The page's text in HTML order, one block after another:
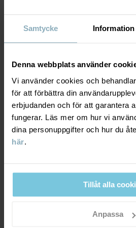
Samtycke Information
Denna webbplats använder
Vi använder cookies och
för att förbättra din
erbjudanden och för att garantera
fungerar. Läs mer om hur vi
dina personuppgifter och hur du
här.
Tillåt alla
Anpassa
Material
100% Cashmere
Skötselråd
TVÄTT
Handtvätt
Ej torktumling
LEVERANS & RETUR
Leverans & retur
Leverans
Vi erbjuder fri frakt över 699 kr och
kassan visas de tillgängliga
Retur
Beställningar som gjorts på
DU KANSKE OCKSÅ GILLAR